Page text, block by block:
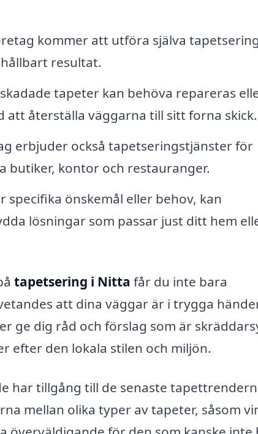
kommer att utföra själva
resultat.
tapeter kan behöva repareras
att återställa väggarna till sitt forna skick.
erbjuder också tapetseringstjänster för
butiker, kontor och restauranger.
specifika önskemål eller behov, kan
lösningar som passar just ditt hem
tapetsering i Nitta får du inte bara
att dina väggar är i trygga
ge dig råd och förslag som är
efter den lokala stilen och miljön.
har tillgång till de senaste
mellan olika typer av tapeter, såsom